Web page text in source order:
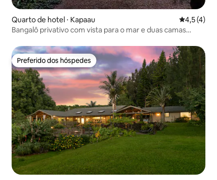
Quarto de hotel ⋅ Kapaau 4,5 de
4,5 (4)
Bangalô privativo com vista para o mar e duas camas
Preferido dos hóspedes
Preferido dos hóspedes